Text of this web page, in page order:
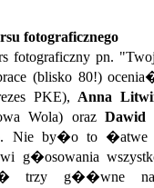
fotograficznego
fotograficzny pn.
(blisko 80!)
PKE), Anna
Wola) oraz Dawid
Nie by�o to
g�osowania
trzy g��wne